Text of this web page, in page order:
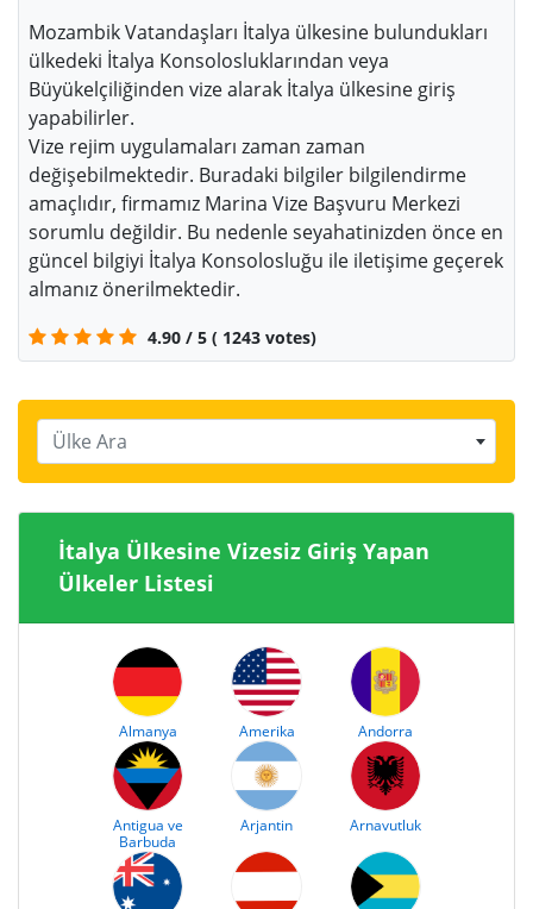
Mozambik Vatandaşları İtalya ülkesine bulundukları
ülkedeki İtalya Konsolosluklarından veya
Büyükelçiliğinden vize alarak İtalya ülkesine giriş
yapabilirler.
Vize rejim uygulamaları zaman zaman
değişebilmektedir. Buradaki bilgiler bilgilendirme
amaçlıdır, firmamız Marina Vize Başvuru Merkezi
sorumlu değildir. Bu nedenle seyahatinizden önce en
güncel bilgiyi İtalya Konsolosluğu ile iletişime geçerek
almanız önerilmektedir.
4.90 / 5 ( 1243 votes)
Ülke Ara
İtalya Ülkesine Vizesiz Giriş Yapan
Ülkeler Listesi
Almanya Amerika Andorra
Antigua ve
Barbuda
Arjantin Arnavutluk